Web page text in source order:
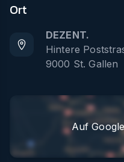
Ort
DEZENT.
Hintere
9000 St. Gallen
Auf